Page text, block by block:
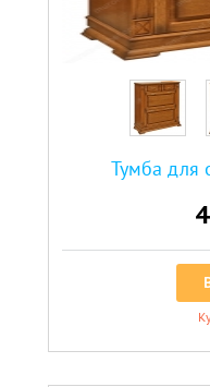
Тумба для